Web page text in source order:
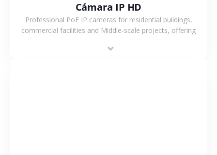
Cámara IP HD
Professional PoE IP cameras for residential buildings,
commercial facilities and Middle-scale projects, offering
support.